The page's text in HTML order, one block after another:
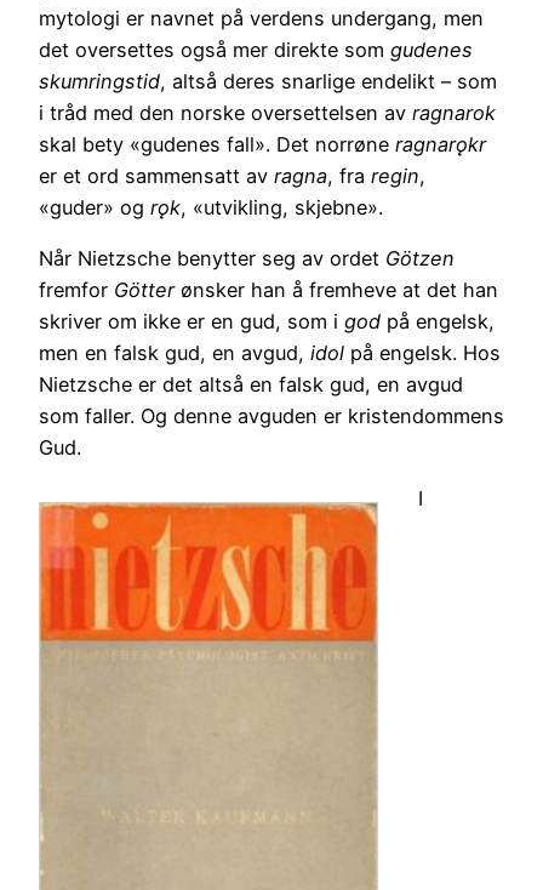
mytologi er navnet på verdens undergang, men
det oversettes også mer direkte som gudenes
skumringstid, altså deres snarlige endelikt – som
i tråd med den norske oversettelsen av ragnarok
skal bety «gudenes fall». Det norrøne ragnarǫkr
er et ord sammensatt av ragna, fra regin,
«guder» og rǫk, «utvikling, skjebne».
Når Nietzsche benytter seg av ordet Götzen
fremfor Götterønsker han å fremheve at det han
skriver om ikke er en gud, som i god på engelsk,
men en falsk gud, en avgud, idol på engelsk. Hos
Nietzsche er det altså en falsk gud, en avgud
som faller. Og denne avguden er kristendommens
Gud.
I